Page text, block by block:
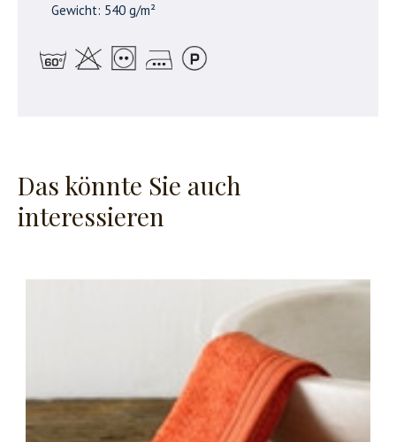
Gewicht: 540 g/m²
Das könnte Sie auch
interessieren